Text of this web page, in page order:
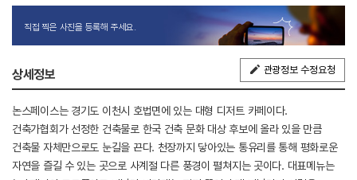
직접 찍은 사진을 등록해 주세요.
상세정보 관광정보 수정요청
논스페이스는 경기도 이천시 호법면에 있는 대형 디저트 카페이다.
건축가협회가 선정한 건축물로 한국 건축 문화 대상 후보에 올라 있을 만큼
건축물 자체만으로도 눈길을 끈다. 천장까지 닿아있는 통유리를 통해 평화로운
자연을 즐길 수 있는 곳으로 사계절 다른 풍경이 펼쳐지는 곳이다. 대표메뉴는